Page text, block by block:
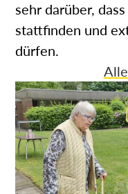
sehr darüber,
stattfinden und
dürfen.